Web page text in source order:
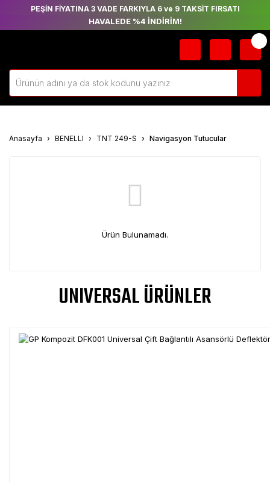
PEŞİN FİYATINA 3 VADE FARKIYLA 6 ve 9 TAKSİT FIRSATI
HAVALEDE %4 İNDİRİM!
Anasayfa BENELLI TNT 249-S Navigasyon Tutucular
Ürün Bulunamadı.
UNIVERSAL ÜRÜNLER